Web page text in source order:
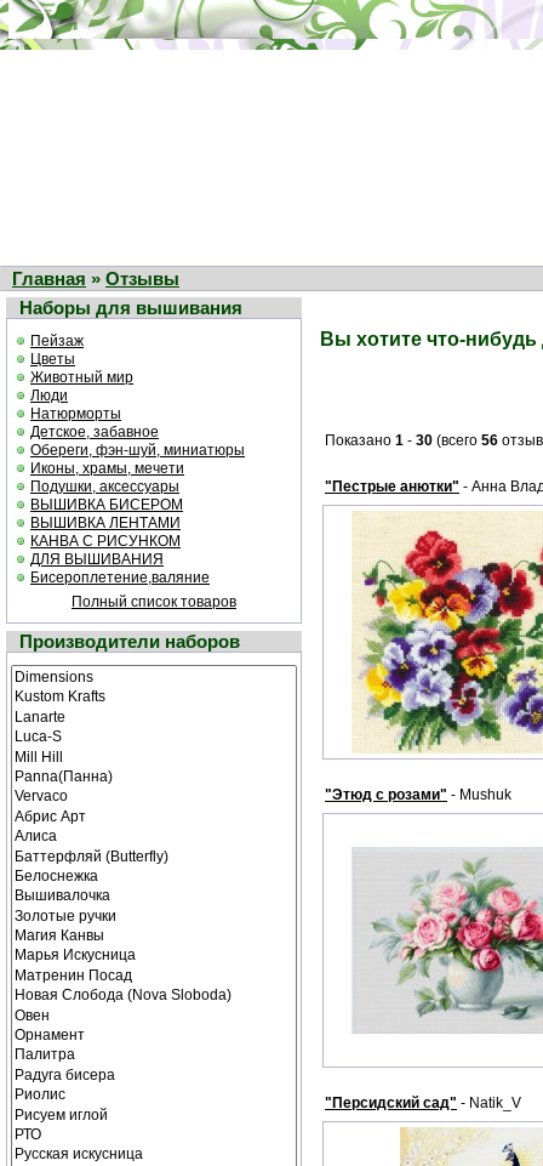
Главная » Отзывы
Наборы для вышивания
Пейзаж
Цветы
Животный мир
Люди
Натюрморты
Детское, забавное
Обереги, фэн-шуй, миниатюры
Иконы, храмы, мечети
Подушки, аксессуары
ВЫШИВКА БИСЕРОМ
ВЫШИВКА ЛЕНТАМИ
КАНВА С РИСУНКОМ
ДЛЯ ВЫШИВАНИЯ
Бисероплетение,валяние
Полный список товаров
Производители наборов
Вы хотите что-
Показано 1 - 30 (всего 56
"Пестрые анютки" - Анна
"Этюд с розами" - Mushuk
"Персидский сад" - Natik_V